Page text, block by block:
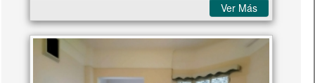
Ver Más